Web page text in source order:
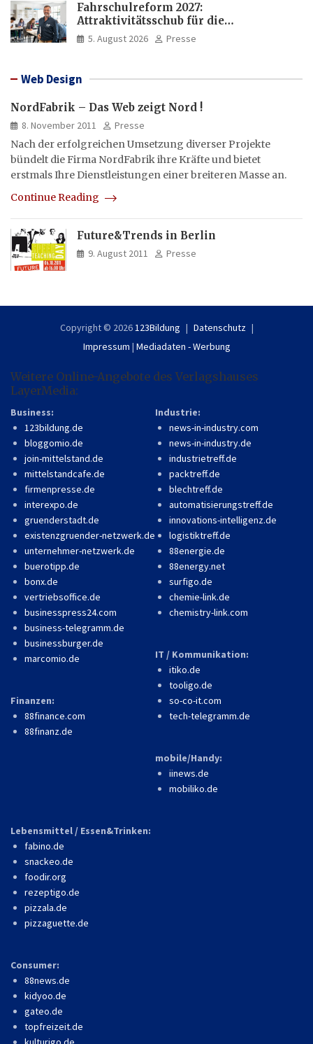
Fahrschulreform 2027:
Attraktivitätsschub für die
Fahrlehrerausbildung
5. August 2026 Presse
Web Design
NordFabrik – Das Web zeigt Nord !
8. November 2011
Presse
Nach der erfolgreichen Umsetzung diverser Projekte
bündelt die Firma NordFabrik ihre Kräfte und bietet
erstmals Ihre Dienstleistungen einer breiteren Masse an.
Continue Reading
Future&Trends in Berlin
9. August 2011 Presse
Copyright © 2026123Bildung
Datenschutz
Impressum | Mediadaten - Werbung
Weitere Online-Angebote des Verlagshauses
LayerMedia:
Business:
123bildung.de
bloggomio.de
join-mittelstand.de
mittelstandcafe.de
firmenpresse.de
interexpo.de
gruenderstadt.de
existenzgruender-netzwerk.de
unternehmer-netzwerk.de
buerotipp.de
bonx.de
vertriebsoffice.de
businesspress24.com
business-telegramm.de
businessburger.de
marcomio.de
Finanzen:
88finance.com
88finanz.de
Industrie:
news-in-industry.com
news-in-industry.de
industrietreff.de
packtreff.de
blechtreff.de
automatisierungstreff.de
innovations-intelligenz.de
logistiktreff.de
88energie.de
88energy.net
surfigo.de
chemie-link.de
chemistry-link.com
IT / Kommunikation:
itiko.de
tooligo.de
so-co-it.com
tech-telegramm.de
mobile/Handy:
iinews.de
mobiliko.de
Lebensmittel / Essen&Trinken:
fabino.de
snackeo.de
foodir.org
rezeptigo.de
pizzala.de
pizzaguette.de
Consumer:
88news.de
kidyoo.de
gateo.de
topfreizeit.de